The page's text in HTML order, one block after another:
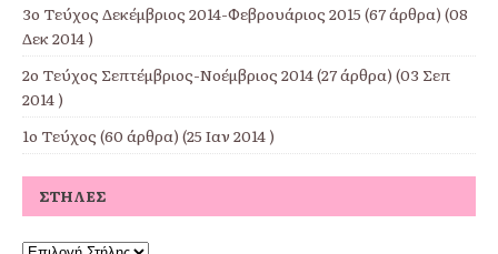
3ο Τεύχος Δεκέμβριος 2014-Φεβρουάριος 2015 (67 άρθρα) (08
Δεκ 2014 )
2ο Τεύχος Σεπτέμβριος-Νοέμβριος 2014(27 άρθρα) (03 Σεπ
2014 )
1ο Τεύχος (60 άρθρα) (25 Ιαν 2014 )
ΣΤΉΛΕΣ